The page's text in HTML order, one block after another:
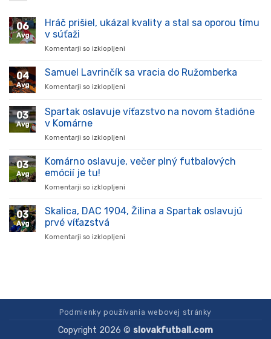
06
Avg
Hráč prišiel, ukázal kvality a stal sa oporou tímu
v súťaži
Komentarji so izklopljeni
prišiel,
stal
súťaži
04
Avg
Samuel Lavrinčík sa vracia do Ružomberka
Komentarji so izklopljeni
Lavrinčík
03
Avg
Spartak oslavuje víťazstvo na novom štadióne
v Komárne
Komentarji so izklopljeni
oslavuje
v
03
Avg
Komárno oslavuje, večer plný futbalových
emócií je tu!
Komentarji so izklopljeni
oslavuje,
03
Avg
Skalica, DAC 1904, Žilina a Spartak oslavujú
prvé víťazstvá
Komentarji so izklopljeni
Spartak
oslavujú
víťazstvá
Podmienky používania webovej stránky
Copyright 2026 © slovakfutball.com